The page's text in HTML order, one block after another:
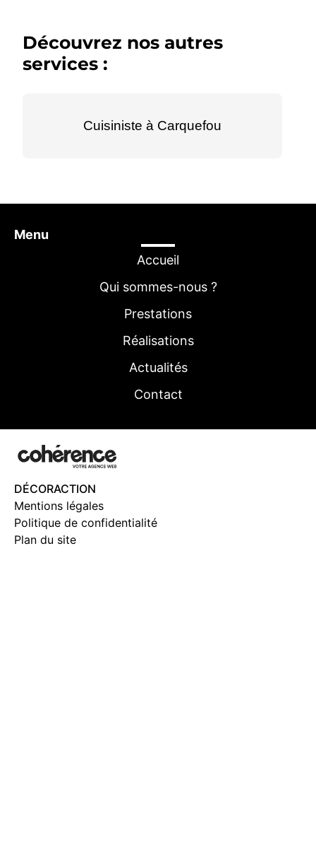
Découvrez nos autres
services :
Cuisiniste à Carquefou
Menu
Accueil
Qui sommes-nous ?
Prestations
Réalisations
Actualités
Contact
DÉCORACTION
Mentions légales
Politique de confidentialité
Plan du site